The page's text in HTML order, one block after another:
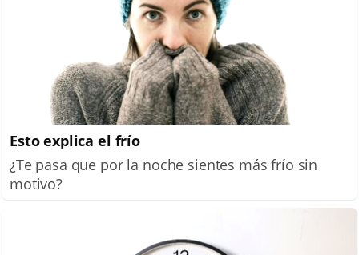
Esto explica el frío
¿Te pasa que por la noche sientes más frío sin
motivo?